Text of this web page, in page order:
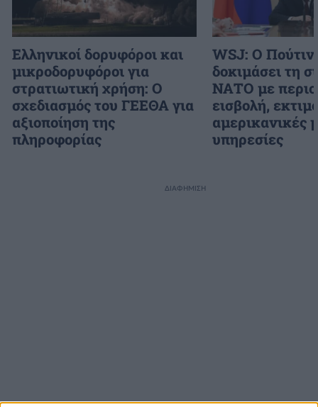
Ελληνικοί δορυφόροι και
μικροδορυφόροι για
στρατιωτική χρήση: Ο
σχεδιασμός του ΓΕΕΘΑ για
αξιοποίηση της
πληροφορίας
WSJ: Ο Πούτιν
δοκιμάσει τη
ΝΑΤΟ με
εισβολή,
αμερικανικές
υπηρεσίες
ΔΙΑΦΗΜΙΣΗ